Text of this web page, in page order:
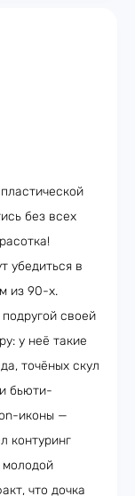
без всех
убедиться в
из 90-х.
своей
у неё такие
точёных скул
бьюти-
иконы —
контуринг
молодой
что дочка